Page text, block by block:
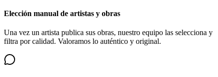
Elección manual de artistas y obras
Una vez un artista publica sus obras, nuestro equipo las selecciona y
filtra por calidad. Valoramos lo auténtico y original.